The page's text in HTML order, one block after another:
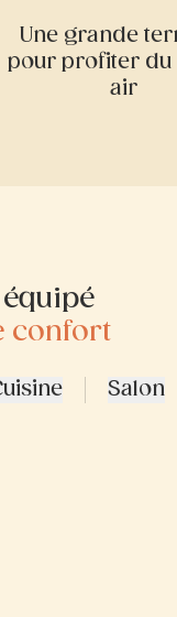
Une grande
pour profiter du
air
confort
Salon